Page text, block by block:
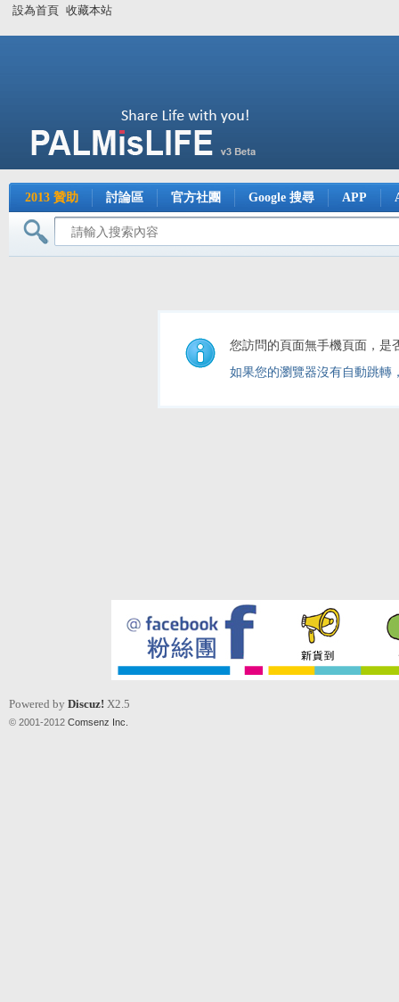
設為首頁 收藏本站
2013 贊助 討論區 官方社團 Google 搜尋 APP
您訪問的頁面無手機頁面，是
如果您的瀏覽器沒有自動跳轉
Powered by Discuz! X2.5
© 2001-2012 Comsenz Inc.